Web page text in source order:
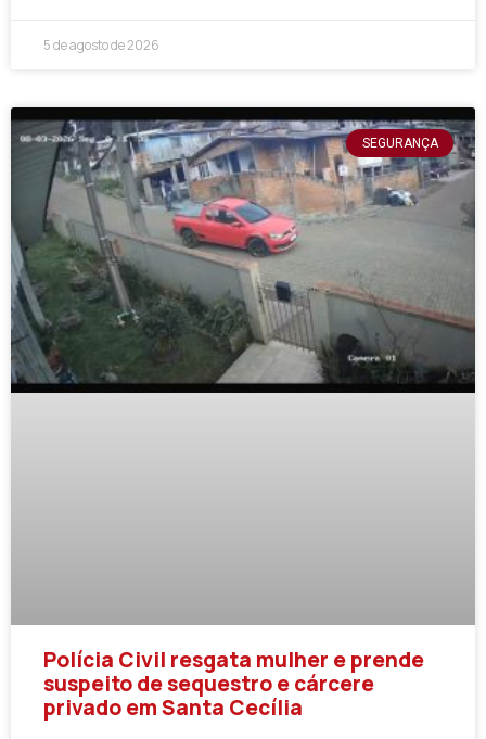
5 de agosto de 2026
SEGURANÇA
Polícia Civil resgata mulher e prende
suspeito de sequestro e cárcere
privado em Santa Cecília